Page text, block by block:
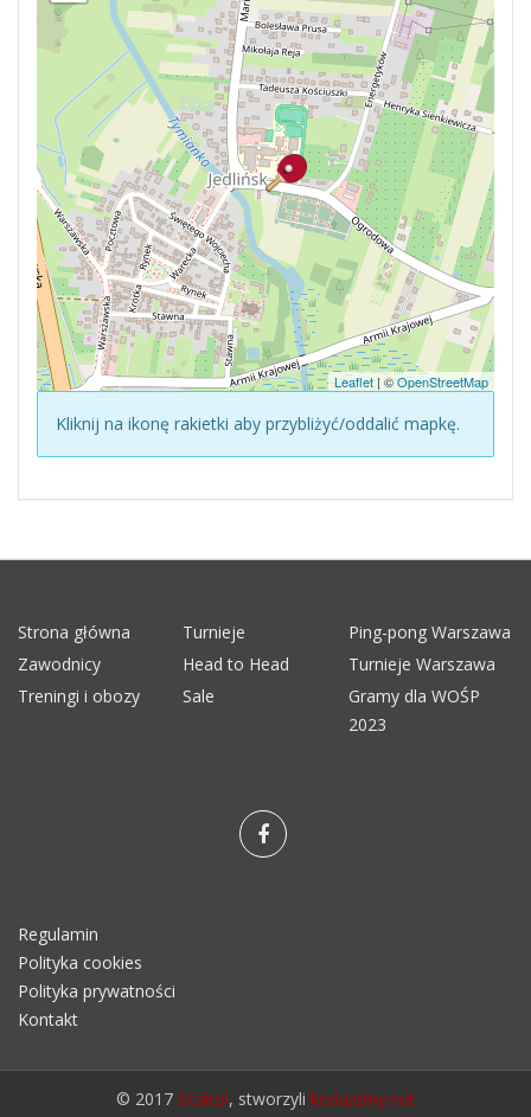
Leaflet| ©OpenStreetMap
Kliknij na ikonę rakietki aby przybliżyć/oddalić mapkę.
Strona główna Turnieje
Ping-pong Warszawa
Zawodnicy
Head to Head
Turnieje Warszawa
Treningi i obozy
Sale
Gramy dla WOŚP
2023
Regulamin
Polityka cookies
Polityka prywatności
Kontakt
© 2017 6cali.pl, stworzyli kodujemy.net